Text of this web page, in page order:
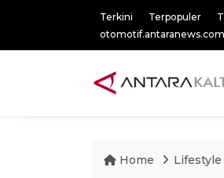
Terkini Terpopuler
otomotif.antaranews.com
Home Lifestyle